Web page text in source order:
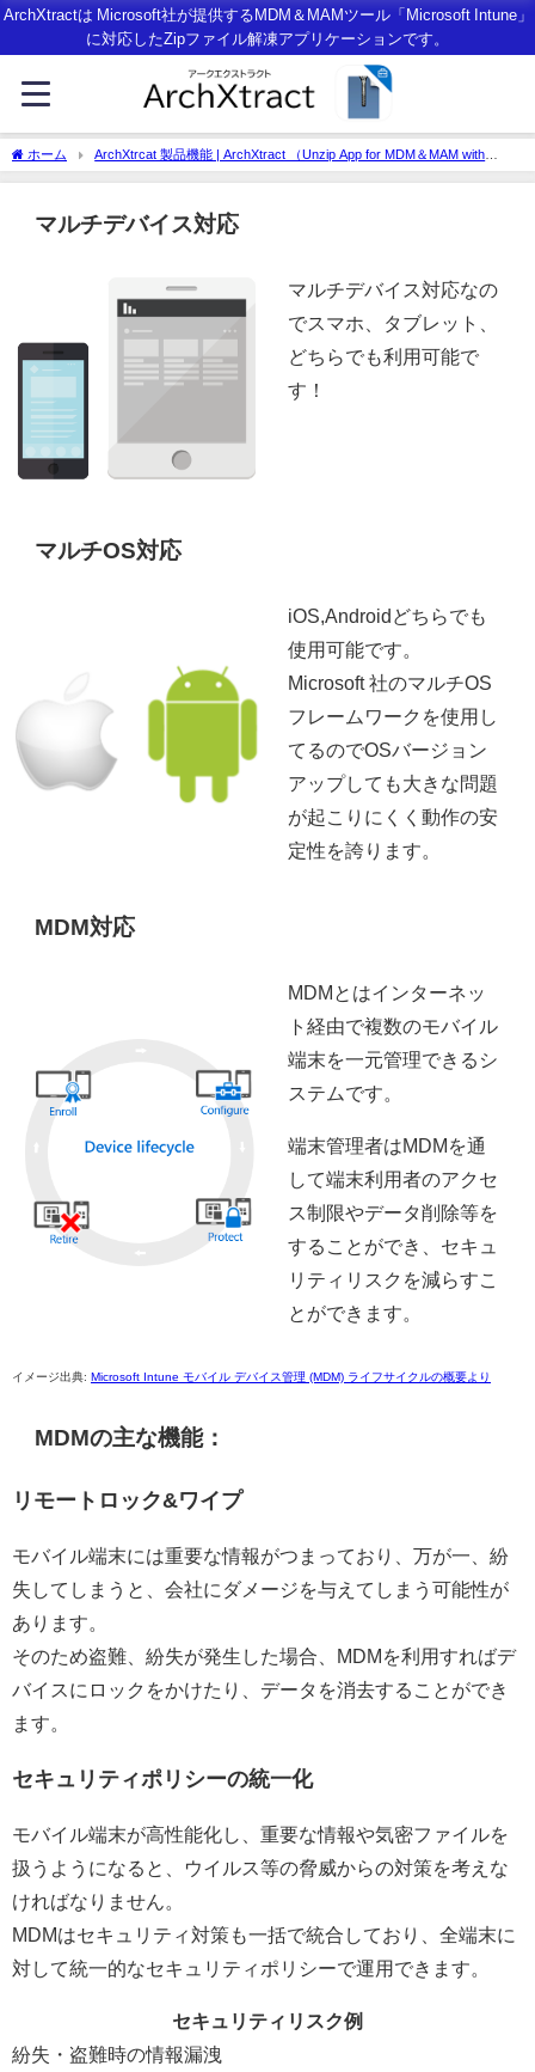
ArchXtractは Microsoft社が提供するMDM＆MAMツール「Microsoft Intune」
に対応したZipファイル解凍アプリケーションです。
ホーム
ArchXtrcat 製品機能 | ArchXtract （Unzip App for MDM＆MAM with
Microsoft Intune）
マルチデバイス対応
マルチデバイス対応なの
でスマホ、タブレット、
どちらでも利用可能で
す！
マルチOS対応
iOS,Androidどちらでも
使用可能です。
Microsoft 社のマルチOS
フレームワークを使用し
てるのでOSバージョン
アップしても大きな問題
が起こりにくく動作の安
定性を誇ります。
MDM対応
MDMとはインターネッ
ト経由で複数のモバイル
端末を一元管理できるシ
ステムです。
端末管理者はMDMを通
して端末利用者のアクセ
ス制限やデータ削除等を
することができ、セキュ
リティリスクを減らすこ
とができます。
イメージ出典: Microsoft Intune モバイル デバイス管理 (MDM) ライフサイクルの概要より
MDMの主な機能：
リモートロック&ワイプ
モバイル端末には重要な情報がつまっており、万が一、紛
失してしまうと、会社にダメージを与えてしまう可能性が
あります。
そのため盗難、紛失が発生した場合、MDMを利用すればデ
バイスにロックをかけたり、データを消去することができ
ます。
セキュリティポリシーの統一化
モバイル端末が高性能化し、重要な情報や気密ファイルを
扱うようになると、ウイルス等の脅威からの対策を考えな
ければなりません。
MDMはセキュリティ対策も一括で統合しており、全端末に
対して統一的なセキュリティポリシーで運用できます。
セキュリティリスク例
紛失・盗難時の情報漏洩